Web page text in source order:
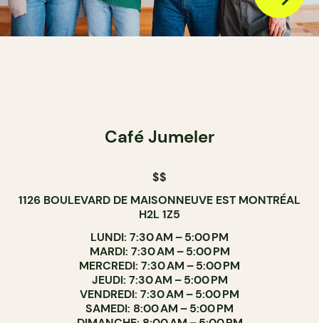
Café Jumeler
$$
1126 BOULEVARD DE MAISONNEUVE EST MONTRÉAL
H2L 1Z5
LUNDI: 7:30 AM – 5:00 PM
MARDI: 7:30 AM – 5:00 PM
MERCREDI: 7:30 AM – 5:00 PM
JEUDI: 7:30 AM – 5:00 PM
VENDREDI: 7:30 AM – 5:00 PM
SAMEDI: 8:00 AM – 5:00 PM